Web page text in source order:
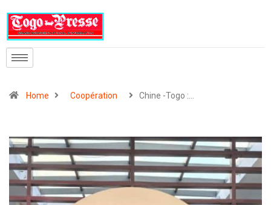
Home Coopération Chine -Togo :…